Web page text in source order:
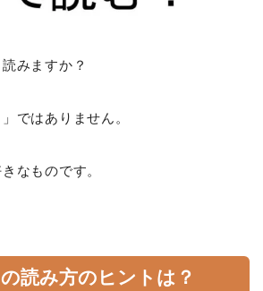
みますか？
ではありません。
なものです。
の読み方のヒントは？